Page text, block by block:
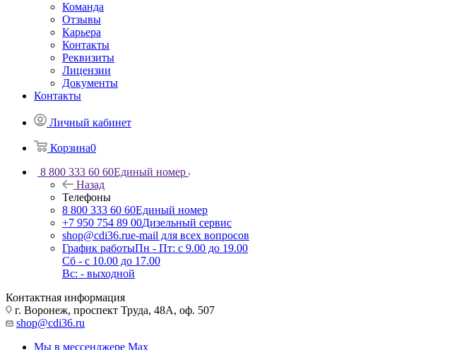
Команда
Отзывы
Карьера
Контакты
Реквизиты
Лицензии
Документы
Контакты
Личный кабинет
Корзина0
8 800 333 60 60Единый номер
Назад
Телефоны
8 800 333 60 60Единый номер
+7 950 754 89 00Дизельный сервис
shop@cdi36.rue-mail для всех вопросов
График работыПн - Пт: с 9.00 до 19.00
Сб - с 10.00 до 17.00
Вс: - выходной
Контактная информация
г. Воронеж, проспект Труда, 48А, оф. 507
shop@cdi36.ru
Мы в мессенджере Max